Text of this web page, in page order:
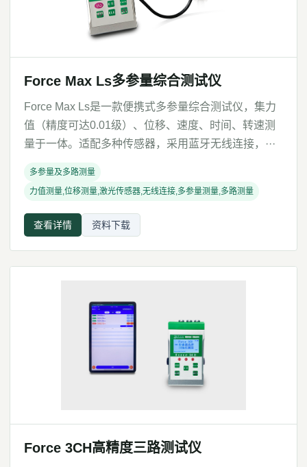
Force Max Ls多参量综合测试仪
Force Max Ls是一款便携式多参量综合测试仪，集力
值（精度可达0.01级）、位移、速度、时间、转速测
量于一体。适配多种传感器，采用蓝牙无线连接，···
多参量及多路测量
力值测量,位移测量,激光传感器,无线连接,多参量测量,多路测量
查看详情 资料下载
Force 3CH高精度三路测试仪